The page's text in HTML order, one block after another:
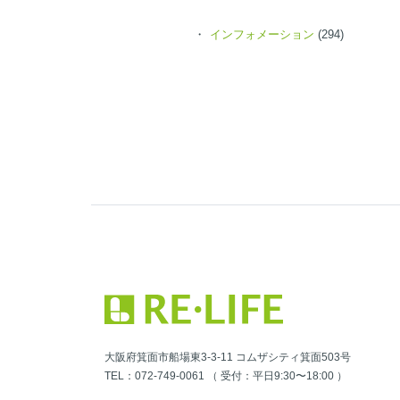
インフォメーション (294)
大阪府箕面市船場東3-3-11 コムザシティ箕面503号
TEL：072-749-0061 （ 受付：平日9:30〜18:00 ）